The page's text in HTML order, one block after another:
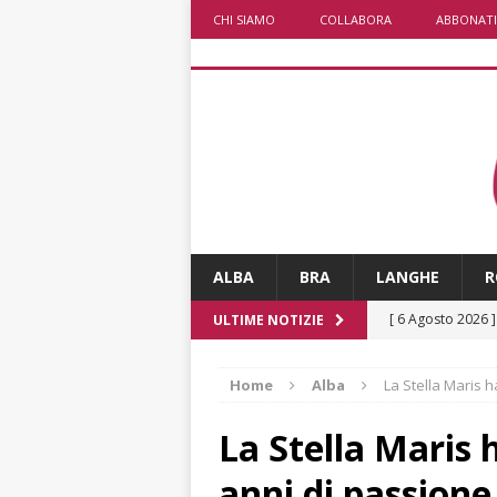
CHI SIAMO COLLABORA ABBONATI
ALBA BRA LANGHE
ULTIME NOTIZIE [ 6 Agosto 2026 ]
[ 6 Agosto 2026
numero
Home Alba La Stella Maris
La Stella Maris